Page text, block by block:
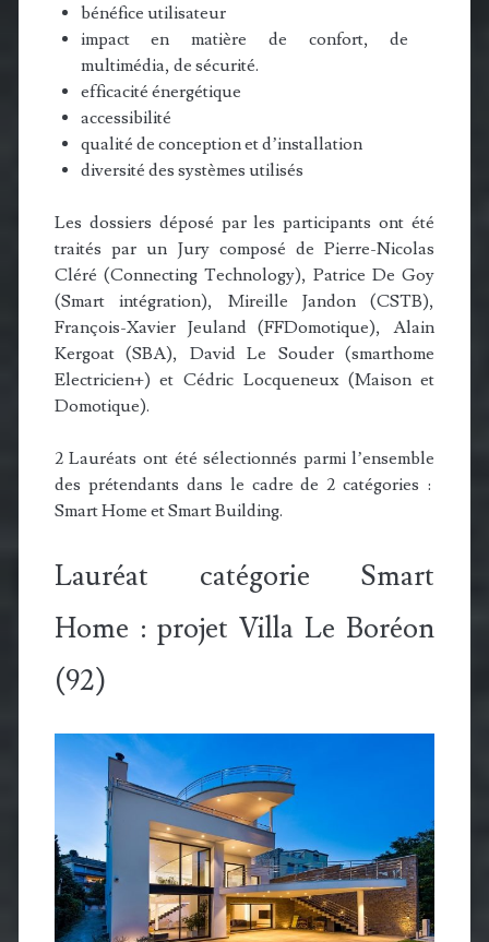
bénéfice utilisateur
impact en matière de confort, de
multimédia, de sécurité.
efficacité énergétique
accessibilité
qualité de conception et d’installation
diversité des systèmes utilisés
Les dossiers déposé par les participants ont été
traités par un Jury composé de Pierre-Nicolas
Cléré (Connecting Technology), Patrice De Goy
(Smart intégration), Mireille Jandon (CSTB),
François-Xavier Jeuland (FFDomotique), Alain
Kergoat (SBA), David Le Souder (smarthome
Electricien+) et Cédric Locqueneux (Maison et
Domotique).
2 Lauréats ont été sélectionnés parmi l’ensemble
des prétendants dans le cadre de 2 catégories :
Smart Home et Smart Building.
Lauréat catégorie Smart
Home : projet Villa Le Boréon
(92)